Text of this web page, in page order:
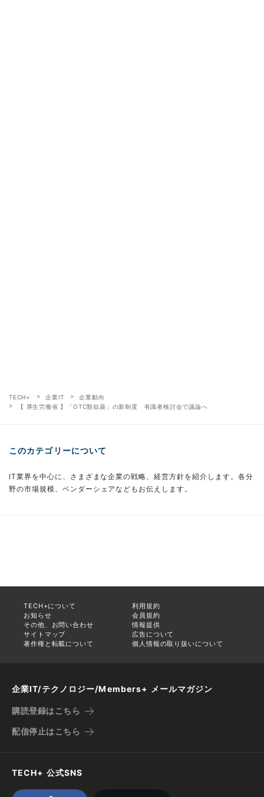
TECH+ 企業IT
企業動向
【 厚生労働省 】「OTC類似薬」の新制度 有識者検討会で議論へ
このカテゴリーについて
IT業界を中心に、さまざまな企業の戦略、経営方針を紹介します。各分
野の市場規模、ベンダーシェアなどもお伝えします。
TECH+について
利用規約
お知らせ
会員規約
その他、お問い合わせ
情報提供
サイトマップ
広告について
著作権と転載について
個人情報の取り扱いについて
企業IT/テクノロジー/Members+ メールマガジン
購読登録はこちら
配信停止はこちら
TECH+ 公式SNS